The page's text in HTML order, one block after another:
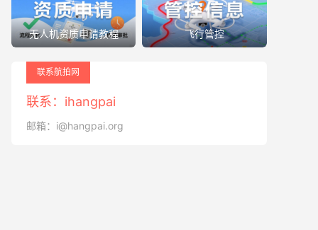
无人机资质申请教程 飞行管控
联系航拍网
联系：ihangpai
邮箱：i@hangpai.org